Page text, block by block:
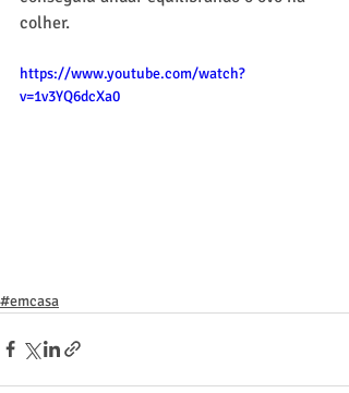
colher.
https://www.youtube.com/watch?
v=1v3YQ6dcXa0
#emcasa